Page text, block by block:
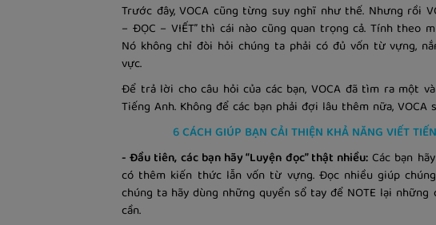
Trước đây, VOCA cũng từng suy nghĩ như thế. Nhưng rồi
– ĐỌC – VIẾT” thì cái nào cũng quan trọng cả. Tính theo
Nó không chỉ đòi hỏi chúng ta phải có đủ vốn từ vựng,
vực.
Để trả lời cho câu hỏi của các bạn, VOCA đã tìm ra một
Tiếng Anh. Không để các bạn phải đợi lâu thêm nữa, VOCA
6 CÁCH GIÚP BẠN CẢI THIỆN KHẢ NĂNG VIẾT
- Đầu tiên, các bạn hãy “Luyện đọc” thật nhiều:Các bạn
có thêm kiến thức lẫn vốn từ vựng. Đọc nhiều giúp
chúng ta hãy dùng những quyển sổ tay để NOTE lại
cần.